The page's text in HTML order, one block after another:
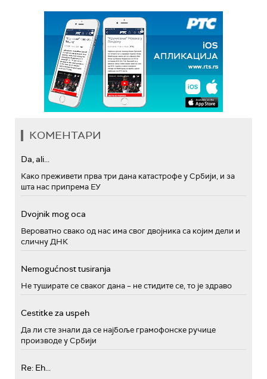
КОМЕНТАРИ
Da, ali...
Како преживети прва три дана катастрофе у Србији, и за
шта нас припрема ЕУ
Dvojnik mog oca
Вероватно свако од нас има свог двојника са којим дели и
сличну ДНК
Nemogućnost tusiranja
Не туширате се сваког дана – не стидите се, то је здраво
Cestitke za uspeh
Да ли сте знали да се најбоље грамофонске ручице
производе у Србији
Re: Eh...